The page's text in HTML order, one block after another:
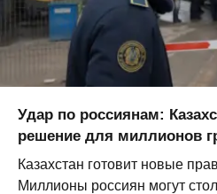
Удар по россиянам:
решение для миллионов
Казахстан готовит новые
Миллионы россиян могут